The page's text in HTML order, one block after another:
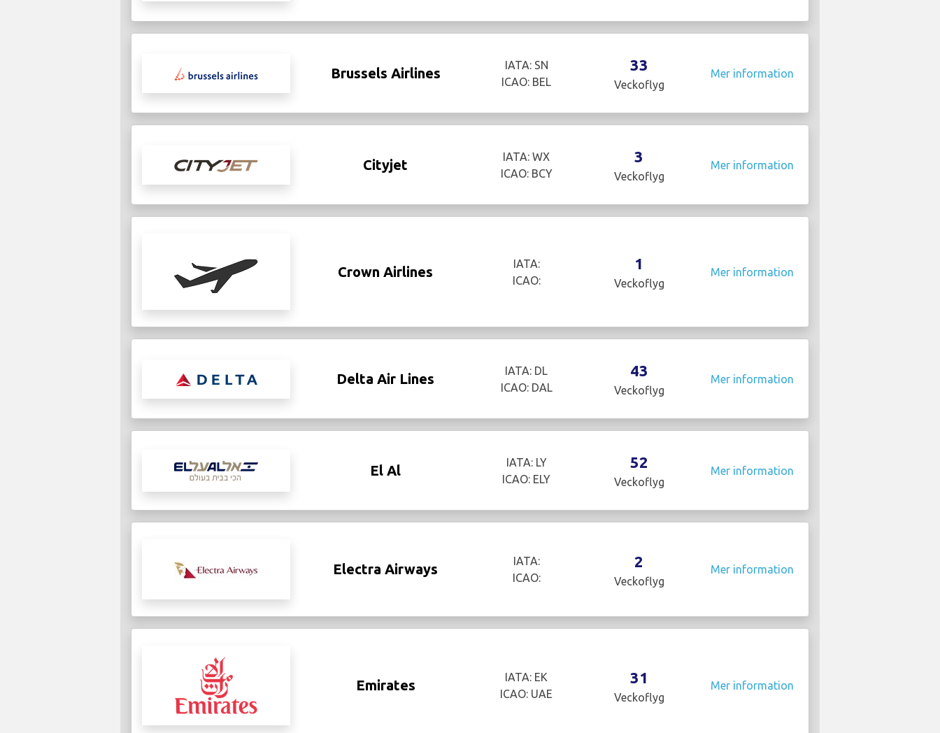
Brussels Airlines
IATA: SN
ICAO: BEL
33
Veckoflyg
Mer information
Cityjet
IATA: WX
ICAO: BCY
3
Veckoflyg
Mer information
Crown Airlines
IATA:
ICAO:
1
Veckoflyg
Mer information
Delta Air Lines
IATA: DL
ICAO: DAL
43
Veckoflyg
Mer information
El Al
IATA: LY
ICAO: ELY
52
Veckoflyg
Mer information
Electra Airways
IATA:
ICAO:
2
Veckoflyg
Mer information
Emirates
IATA: EK
ICAO: UAE
31
Veckoflyg
Mer information